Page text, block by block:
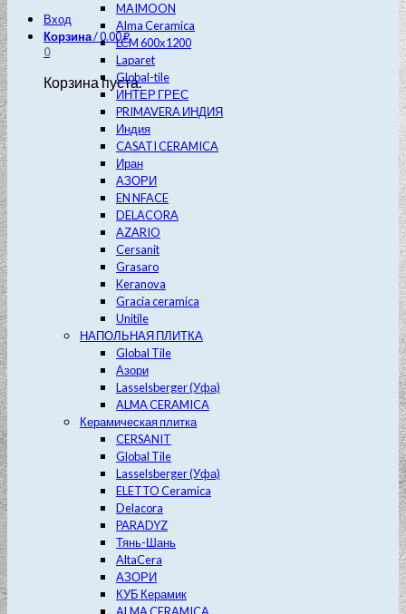
Вход
Корзина/0.00₽
0
Корзина пуста.
MAIMOON
Alma Ceramica
LCM 600х1200
Laparet
Global-tile
ИНТЕР ГРЕС
PRIMAVERA ИНДИЯ
Индия
CASATI CERAMICA
Иран
АЗОРИ
EN NFACE
DELACORA
AZARIO
Cersanit
Grasaro
Keranova
Gracia ceramica
Unitile
НАПОЛЬНАЯ ПЛИТКА
Global Tile
Азори
Lasselsberger (Уфа)
ALMA CERAMICA
Керамическая плитка
CERSANIT
Global Tile
Lasselsberger (Уфа)
ELETTO Ceramica
Delacora
PARADYZ
Тянь-Шань
AltaCera
АЗОРИ
КУБ Керамик